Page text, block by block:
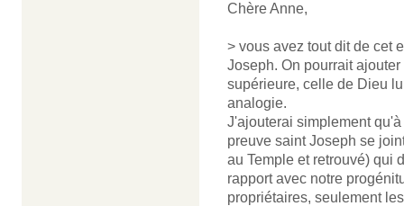
Chère Anne,
> vous avez tout dit de cet
Joseph. On pourrait
supérieure, celle de Dieu
analogie.
J'ajouterai simplement
preuve saint Joseph se
au Temple et retrouvé) qui
rapport avec notre
propriétaires, seulement